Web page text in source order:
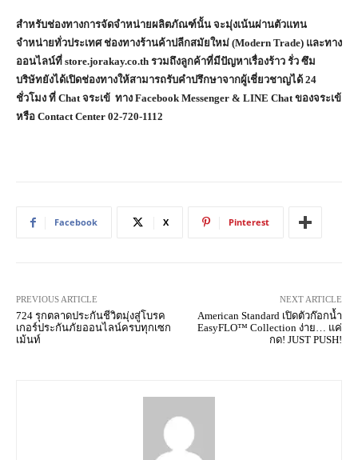
สำหรับช่องทางการจัดจำหน่ายผลิตภัณฑ์นั้น จะมุ่งเน้นผ่านตัวแทน
จำหน่ายทั่วประเทศ ช่องทางร้านค้าปลีกสมัยใหม่ (Modern Trade) และทาง
ออนไลน์ที่ store.jorakay.co.th รวมถึงลูกค้าที่มีปัญหาเรื่องร้าว รั่ว ซึม
บริษัทยังได้เปิดช่องทางให้สามารถรับคำปรึกษาจากผู้เชี่ยวชาญได้ 24
ชั่วโมง ที่ Chat จระเข้ ทาง Facebook Messenger & LINE Chat ของจระเข้
หรือ Contact Center 02-720-1112
Facebook X Pinterest
PREVIOUS ARTICLE
724 รุกตลาดประกันชีวิตมุ่งสู่โบรค
เกอร์ประกันภัยออนไลน์ครบทุกเซก
เม้นท์
NEXT ARTICLE
American Standard เปิดตัวก๊อกน้ำ
EasyFLO™ Collection ง่าย… แค่
กด! JUST PUSH!